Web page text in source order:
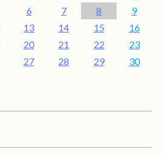
6 7 8
9
13 14 15
16
20 21 22
23
27 28 29
30